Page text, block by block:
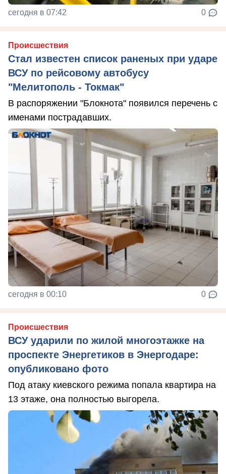
сегодня в 07:42 0
Происшествия
Стал известен список раненых при ударе
ВСУ по рейсовому автобусу
"Мелитополь - Токмак"
В распоряжении "Блокнота" появился перечень с
именами пострадавших.
сегодня в 00:10 0
Происшествия
ВСУ ударили по жилой многоэтажке на
проспекте Энергетиков в Энергодаре:
опубликовано фото
Под атаку киевского режима попала квартира на
13 этаже, она полностью выгорела.